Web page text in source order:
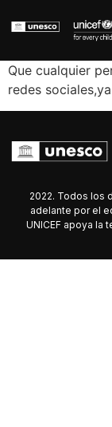
Que cualquier
redes
2022. Todos los
adelante por el
UNICEF apoya la